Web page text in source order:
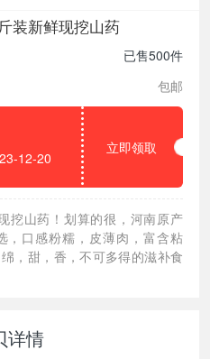
装新鲜现挖山药
已售500件
包邮
12-20
立即领取
挖山药！划算的很，河南原产
，口感粉糯，皮薄肉，富含粘
，甜，香，不可多得的滋补食
详情